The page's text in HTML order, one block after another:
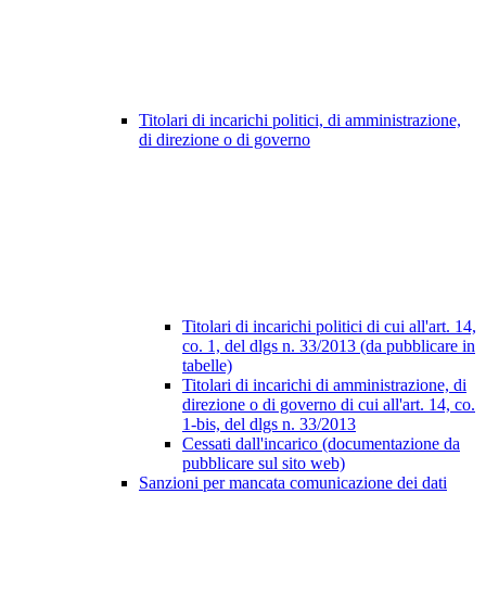
Titolari di incarichi politici, di amministrazione,
di direzione o di governo
Titolari di incarichi politici di cui all'art. 14,
co. 1, del dlgs n. 33/2013 (da pubblicare in
tabelle)
Titolari di incarichi di amministrazione, di
direzione o di governo di cui all'art. 14, co.
1-bis, del dlgs n. 33/2013
Cessati dall'incarico (documentazione da
pubblicare sul sito web)
Sanzioni per mancata comunicazione dei dati